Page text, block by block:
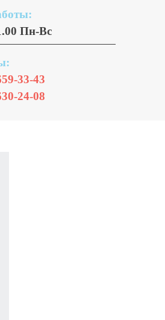
Пн-Вс
33-43
24-08